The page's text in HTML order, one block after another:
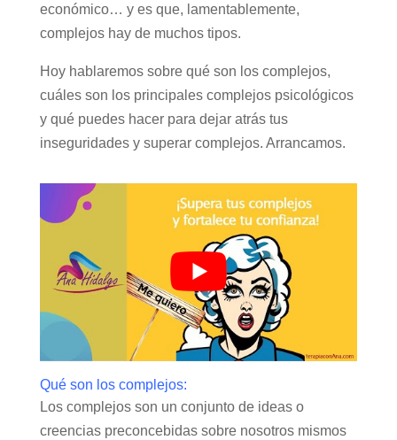
económico… y es que, lamentablemente,
complejos hay de muchos tipos.
Hoy hablaremos sobre qué son los complejos,
cuáles son los principales complejos psicológicos
y qué puedes hacer para dejar atrás tus
inseguridades y superar complejos. Arrancamos.
Qué son los complejos:
Los complejos son un conjunto de ideas o
creencias preconcebidas sobre nosotros mismos